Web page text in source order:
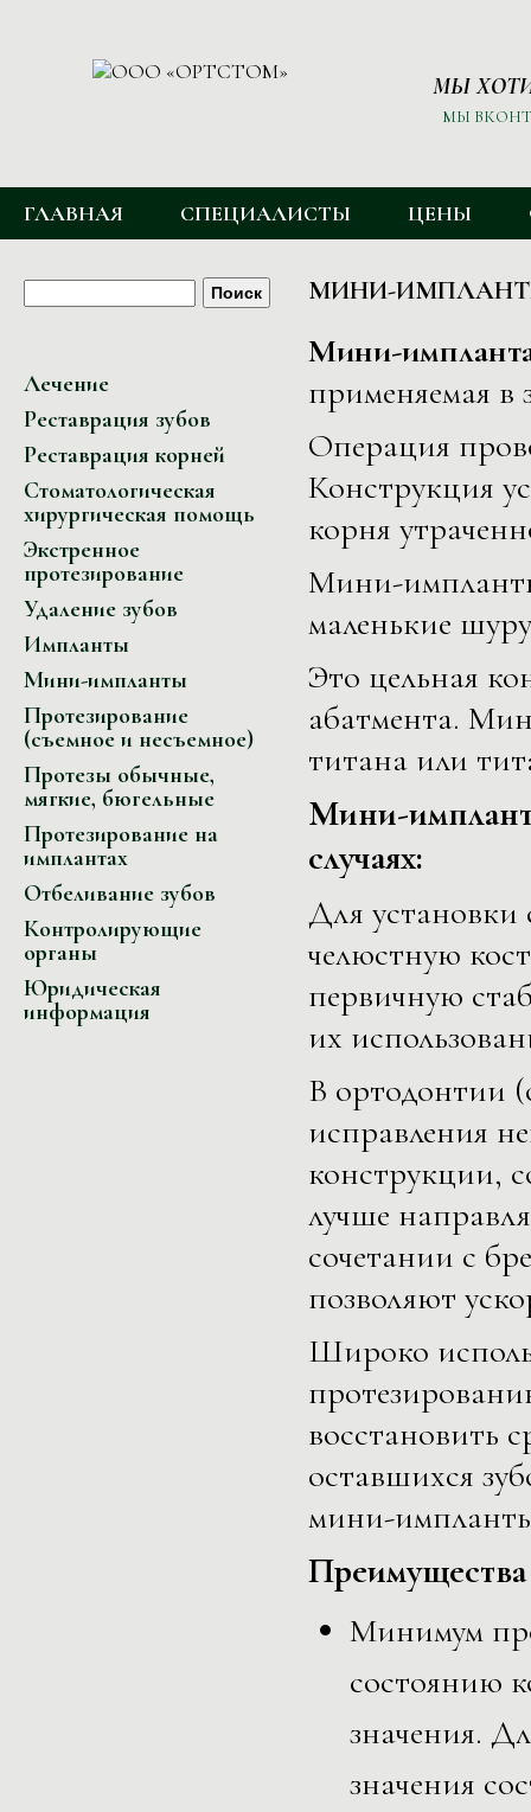
МЫ
МЫ
ГЛАВНОЕ МЕНЮ
ГЛАВНАЯ СПЕЦИАЛИСТЫ ЦЕНЫ
ФОРМА ПОИСКА
Поиск
Лечение
Реставрация зубов
Реставрация корней
Стоматологическая
хирургическая помощь
Экстренное
протезирование
Удаление зубов
Импланты
Мини-импланты
Протезирование
(съемное и несъемное)
Протезы обычные,
мягкие, бюгельные
Протезирование на
имплантах
Отбеливание зубов
Контролирующие
органы
Юридическая
информация
МИНИ-
Мини-
применяемая в
Операция
Конструкция
корня
Мини-
маленькие
Это цельная
абатмента.
титана или
Мини-
случаях:
Для установки
челюстную
первичную
их
В ортодонтии
исправления
конструкции,
лучше
сочетании с
позволяют
Широко
восстановить
оставшихся
мини-
Преимущества
Минимум
состоянию
значения.
значения